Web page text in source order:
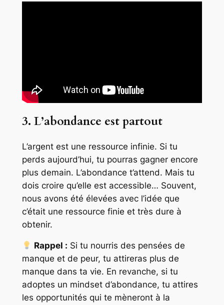
3. L’abondance est partout
L’argent est une ressource infinie. Si tu
perds aujourd’hui, tu pourras gagner encore
plus demain. L’abondance t’attend. Mais tu
dois croire qu’elle est accessible… Souvent,
nous avons été élevées avec l’idée que
c’était une ressource finie et très dure à
obtenir.
Rappel : Si tu nourris des pensées de
manque et de peur, tu attireras plus de
manque dans ta vie. En revanche, si tu
adoptes un mindset d’abondance, tu attires
les opportunités qui te mèneront à la